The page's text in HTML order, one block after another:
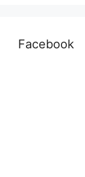
Facebook